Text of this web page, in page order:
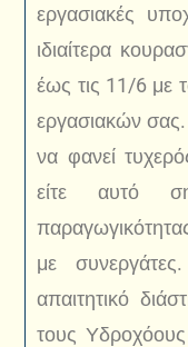
εργασιακές
ιδιαίτερα
έως τις 11/6 με
εργασιακών
να φανεί
είτε αυτό
με
απαιτητικό
τους Υδροχόους